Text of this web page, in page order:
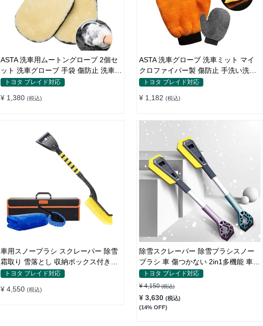
ASTA 洗車用ムートングローブ 2個セ
ット 洗車グローブ 手袋 傷防止 洗車グ
ッズ 洗車用品
トヨタ ブレイド対応
¥ 1,380 (税込)
ASTA 洗車グローブ 洗車ミット マイ
クロファイバー製 傷防止 手洗い洗車
用 ホイールの裏までしっかり洗える
トヨタ ブレイド対応
¥ 1,182 (税込)
車用スノーブラシ スクレーパー 除雪
霜取り 雪落とし 収納ボックス付き
2in1トヨタ ブレイド対応
¥ 4,550 (税込)
除雪スクレーパー 除雪ブラシスノー
ブラシ 車 傷つかない 2in1多機能 車雪
かき雪対策 除雪 除霜 除氷 回転可能
軽量 携帯便利
トヨタ ブレイド対応
¥ 4,150 (税込)
¥ 3,630 (税込)
(14% OFF)